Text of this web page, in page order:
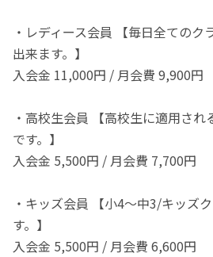
・レディース会員 【毎日全てのク
出来ます。】
入会金 11,000円 / 月会費 9,900円
・高校生会員 【高校生に適用さ
です。】
入会金 5,500円 / 月会費 7,700円
・キッズ会員 【小4～中3/キッズ
す。】
入会金 5,500円 / 月会費 6,600円